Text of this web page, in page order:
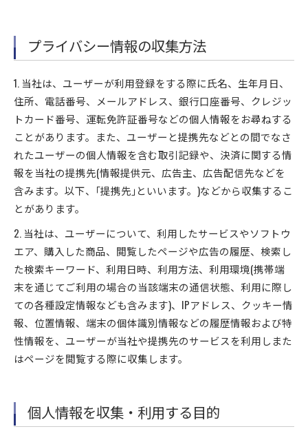
プライバシー情報の収集方法
1. 当社は、ユーザーが利用登録をする際に氏名、生年月日、
住所、電話番号、メールアドレス、銀行口座番号、クレジッ
トカード番号、運転免許証番号などの個人情報をお尋ねする
ことがあります。また、ユーザーと提携先などとの間でなさ
れたユーザーの個人情報を含む取引記録や、決済に関する情
報を当社の提携先(情報提供元、広告主、広告配信先などを
含みます。以下、｢提携先｣といいます。)などから収集するこ
とがあります。
2. 当社は、ユーザーについて、利用したサービスやソフトウ
エア、購入した商品、閲覧したページや広告の履歴、検索し
た検索キーワード、利用日時、利用方法、利用環境(携帯端
末を通じてご利用の場合の当該端末の通信状態、利用に際し
ての各種設定情報なども含みます)、IPアドレス、クッキー情
報、位置情報、端末の個体識別情報などの履歴情報および特
性情報を、ユーザーが当社や提携先のサービスを利用しまた
はページを閲覧する際に収集します。
個人情報を収集・利用する目的